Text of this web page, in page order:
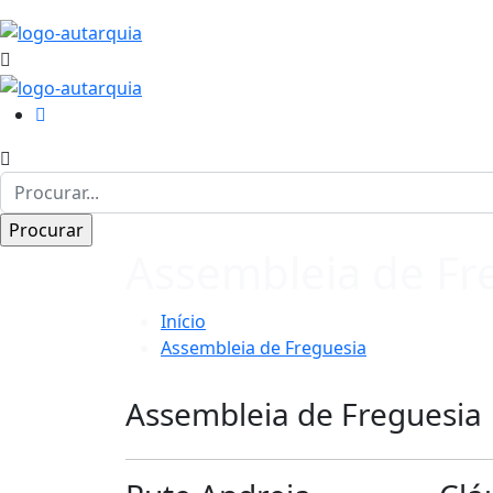
Início
Assembleia de Freguesia
Assembleia de Freguesia